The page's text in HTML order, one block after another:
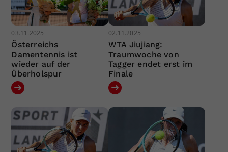
03.11.2025
Österreichs
Damentennis ist
wieder auf der
Überholspur
02.11.2025
WTA Jiujiang:
Traumwoche von
Tagger endet erst im
Finale